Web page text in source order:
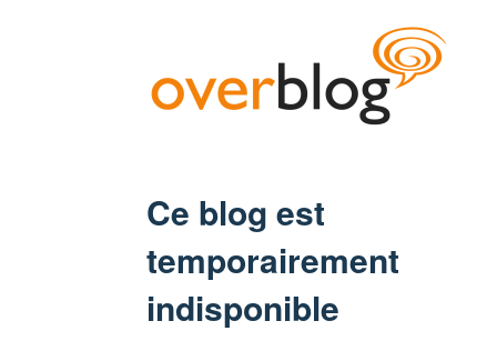
Ce blog est
temporairement
indisponible